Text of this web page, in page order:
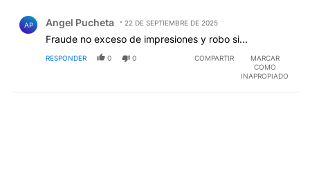
AP Angel Pucheta 22 DE SEPTIEMBRE DE 2025
Fraude no exceso de impresiones y robo si...
RESPONDER 0 0 COMPARTIR
MARCAR
COMO
INAPROPIADO